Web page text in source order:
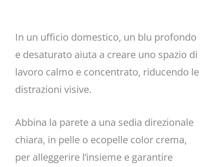
In un ufficio domestico, un blu profondo
e desaturato aiuta a creare uno spazio di
lavoro calmo e concentrato, riducendo le
distrazioni visive.
Abbina la parete a una sedia direzionale
chiara, in pelle o ecopelle color crema,
per alleggerire l’insieme e garantire